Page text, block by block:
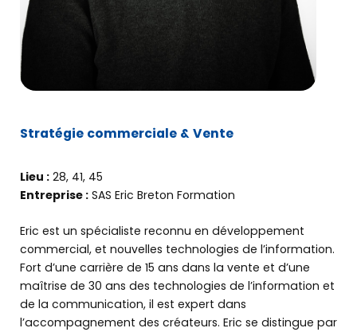
Stratégie commerciale & Vente
Lieu : 28, 41, 45
Entreprise : SAS Eric Breton Formation
Eric est un spécialiste reconnu en développement
commercial, et nouvelles technologies de l’information.
Fort d’une carrière de 15 ans dans la vente et d’une
maîtrise de 30 ans des technologies de l’information et
de la communication, il est expert dans
l’accompagnement des créateurs. Eric se distingue par